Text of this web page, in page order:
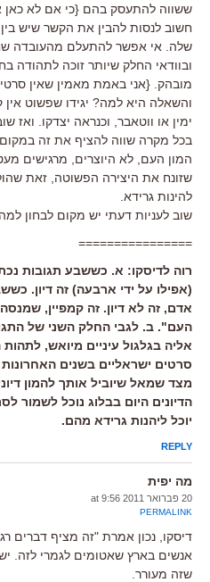
ששווה להתעסק בהם {כי אם לא כאן
חשוב לנסות להבין את הקשר שיש
שלה. אי אפשר להתעלם מהעובדה
ובוודאי החלק שיותר זוכה לתהודה
מובהק. {אני באמת מאמין שאין
והשאלה היא למה? יגידו שפשוט אין
ימין או ווטאבר, וכנראה יצדקו.
בכל מקרה שווה להציף את זה
המון העם, לא היוצרים, מרגישים
שזונח את היצירה הפשוטה, זאת
להינות גרידא.
שוב לעניות דעתי יש מקום לבחון
================
רוה לדיסקו: א. כששבע תגובות
(אפילו על ידי ארבעה) זה דיון.
אדם, זה לא דיון. זה קמפיין,
העם". ב. לגבי החלק השני של
אליה בגלגול עיניים מיואש,
סרטים ישראליים בשנים האחרונות
מצד שמאל שיוביל אותך להמון
הדיונים היום בבלוג נוכל לשמור
יוכל ליהנות גרידא מהם.
REPLY
מה יפית
20 פברואר 2011 at 9:56
PERMALINK
דיסקו, נכון אמרת "זה מציף דברים
אנשים בארץ שאטומים לגמרי לזה.
שזה מעורר.